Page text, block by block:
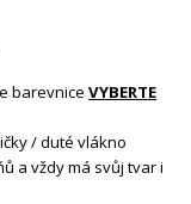
barevnice VYBERTE
/ duté vlákno
a vždy má svůj tvar i